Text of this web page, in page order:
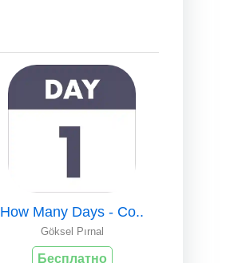
How Many Days - Co..
Göksel Pırnal
Бесплатно